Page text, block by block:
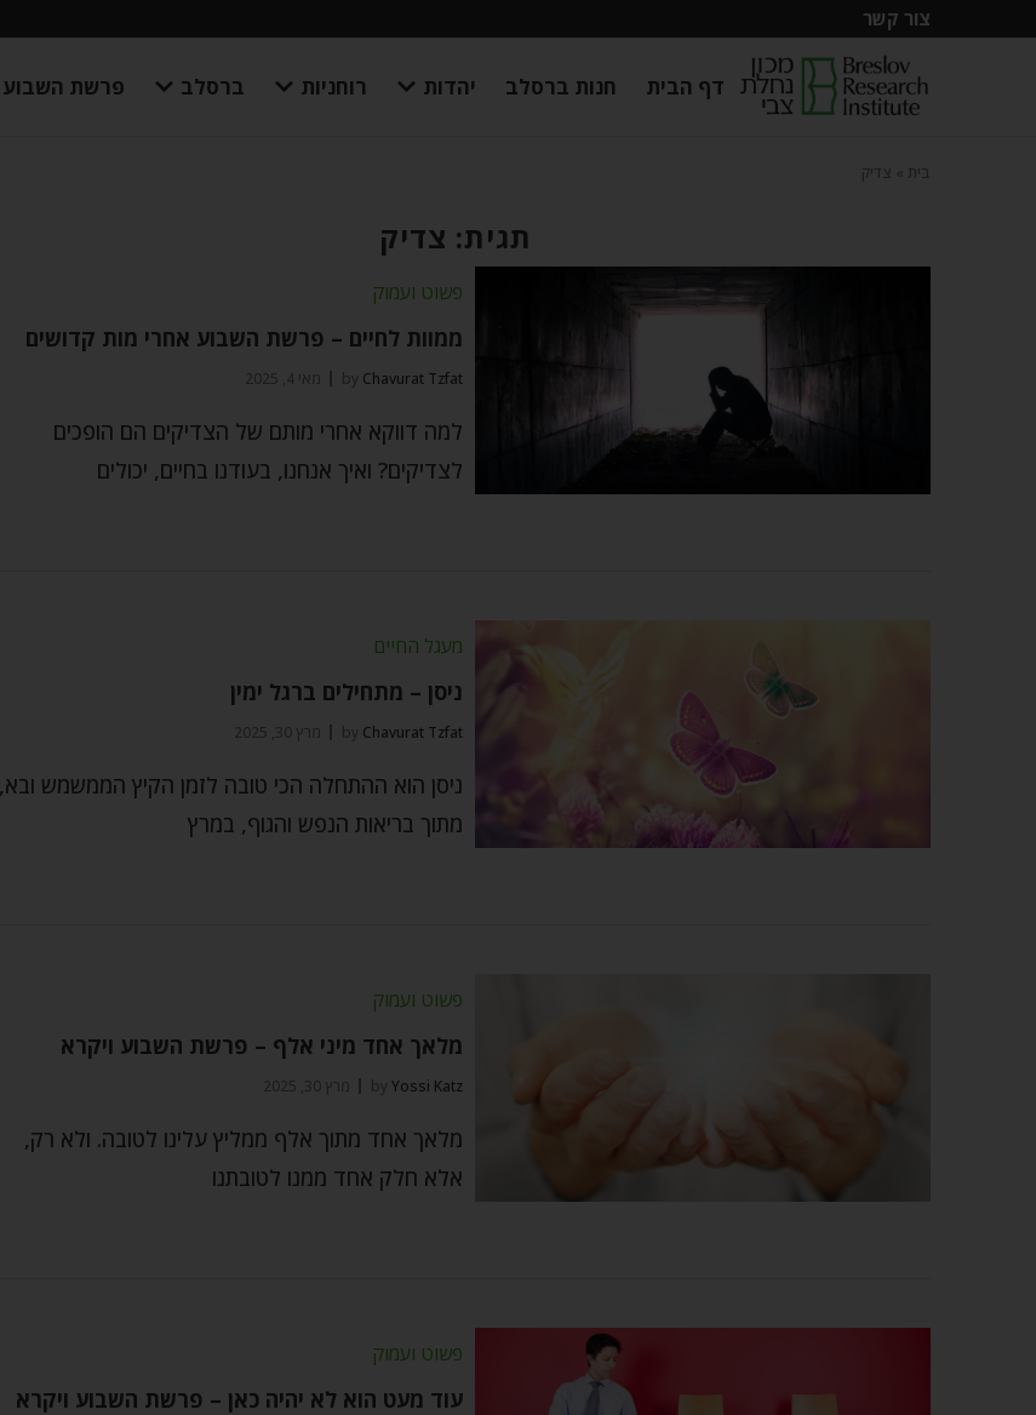
צור קשר
דף הבית חנות ברסלב יהדות רוחניות ברסלב פרשת השבוע
בית צדיק
תגית: צדיק
פשוט ועמוק
ממוות לחיים – פרשת השבוע אחרי מות קדושים
by Chavurat Tzfat מאי 4, 2025
למה דווקא אחרי מותם של הצדיקים הם הופכים
לצדיקים? ואיך אנחנו, בעודנו בחיים, יכולים
מעגל החיים
ניסן – מתחילים ברגל ימין
by Chavurat Tzfat מרץ 30, 2025
ניסן הוא ההתחלה הכי טובה לזמן הקיץ הממשמש ובא,
מתוך בריאות הנפש והגוף, במרץ
פשוט ועמוק
מלאך אחד מיני אלף – פרשת השבוע ויקרא
by Yossi Katz מרץ 30, 2025
מלאך אחד מתוך אלף ממליץ עלינו לטובה. ולא רק,
אלא חלק אחד ממנו לטובתנו
פשוט ועמוק
עוד מעט הוא לא יהיה כאן – פרשת השבוע ויקרא